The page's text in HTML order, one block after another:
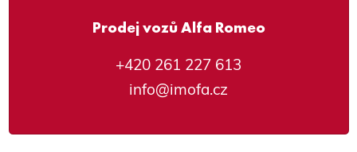
Prodej vozů Alfa Romeo
+420 261 227 613
info@imofa.cz